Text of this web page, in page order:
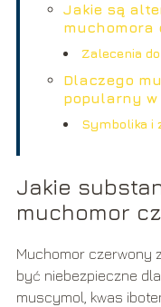
Jakie są
muchomora
Zalecenia
Dlaczego
popularny
Symbolika i
Jakie
muchomor
Muchomor czerwony
być niebezpieczne
muscymol, kwas